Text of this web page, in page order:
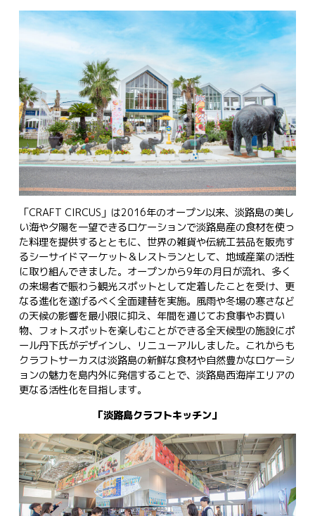
「CRAFT CIRCUS」は2016年のオープン以来、淡路島の美し
い海や夕陽を一望できるロケーションで淡路島産の食材を使っ
た料理を提供するとともに、世界の雑貨や伝統工芸品を販売す
るシーサイドマーケット＆レストランとして、地域産業の活性
に取り組んできました。オープンから9年の月日が流れ、多く
の来場者で賑わう観光スポットとして定着したことを受け、更
なる進化を遂げるべく全面建替を実施。風雨や冬場の寒さなど
の天候の影響を最小限に抑え、年間を通じてお食事やお買い
物、フォトスポットを楽しむことができる全天候型の施設にポ
ール丹下氏がデザインし、リニューアルしました。これからも
クラフトサーカスは淡路島の新鮮な食材や自然豊かなロケーシ
ョンの魅力を島内外に発信することで、淡路島西海岸エリアの
更なる活性化を目指します。
「淡路島クラフトキッチン」